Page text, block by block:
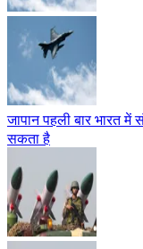
जापान पहली बार भारत
सकता है